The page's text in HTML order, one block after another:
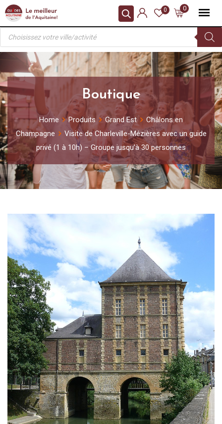
Skip
content
0
0
Recherche
produits
Boutique
Home Produits Grand Est
Châlons en
Champagne
Visite de Charleville-Mézières avec un guide
privé (1 à 10h) – Groupe jusqu’à 30 personnes